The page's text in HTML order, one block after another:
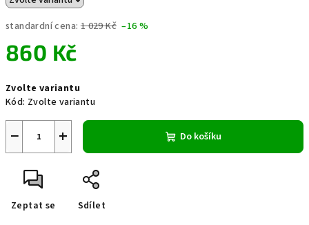
standardní cena: 1 029 Kč –16 %
860 Kč
cena:
Zvolte variantu
Kód: Zvolte variantu
+
− Do košíku
Zeptat se Sdílet